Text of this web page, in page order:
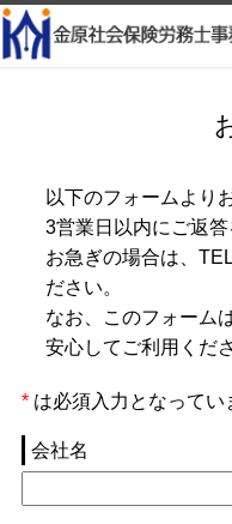
以下のフォームより
3営業日以内にご返答
お急ぎの場合は、
ださい。
なお、このフォーム
安心してご利用くだ
* は必須入力となってい
会社名